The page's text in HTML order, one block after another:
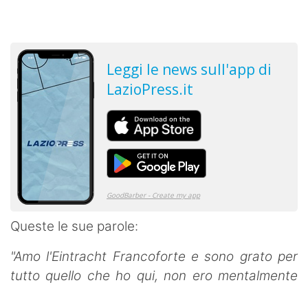
Queste le sue parole:
"Amo l'Eintracht Francoforte e sono grato per
tutto quello che ho qui, non ero mentalmente